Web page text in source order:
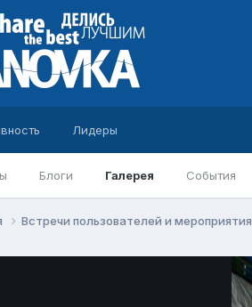
Блоги Галерея События
Лидеры
Встречи пользователей и мероприятия